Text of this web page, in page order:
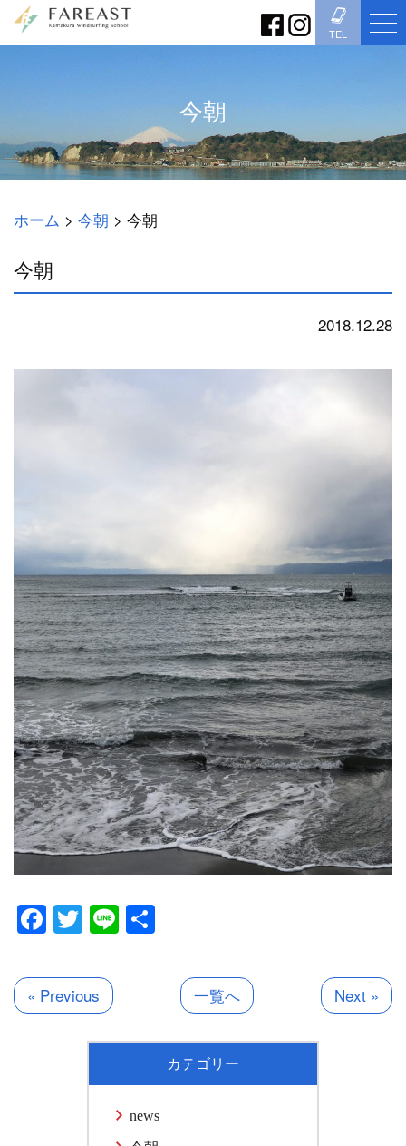
TEL
今朝
ホーム > 今朝 > 今朝
今朝
2018.12.28
Facebook
Twitter
Line
« Previous 一覧へ Next »
カテゴリー
news